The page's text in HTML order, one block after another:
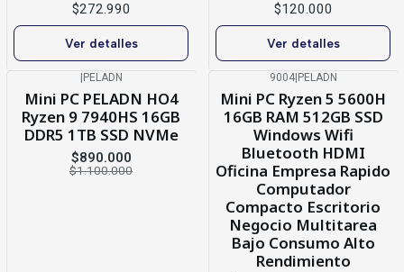
$272.990
Ver detalles
$120.000
Ver detalles
PELADN
Mini PC PELADN HO4
Ryzen 9 7940HS 16GB
DDR5 1TB SSD NVMe
$890.000
$1.100.000
9004| PELADN
Mini PC Ryzen 5 5600H
16GB RAM 512GB SSD
Windows Wifi
Bluetooth HDMI
Oficina Empresa Rapido
Computador
Compacto Escritorio
Negocio Multitarea
Bajo Consumo Alto
Rendimiento